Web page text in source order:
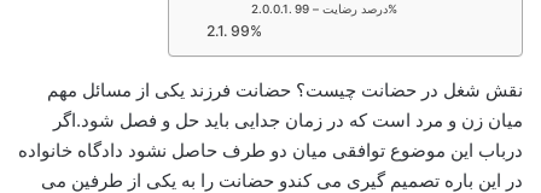
درصد رضایت – 99%
99%
نقش شغل در حضانت چیست؟ حضانت فرزند یکی از مسائل مهم
میان زن و مرد است که در زمان جدایی باید حل و فصل شود.اگر
درباب این موضوع توافقی میان دو طرف حاصل نشود دادگاه خانواده
در این باره تصمیم گیری می کندو حضانت را به یکی از طرفین می